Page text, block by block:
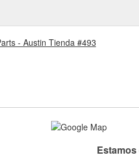
- Austin Tienda #493